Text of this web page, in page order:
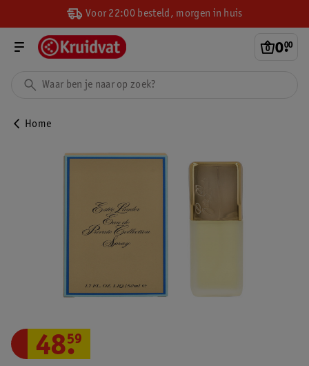
Voor 22:00 besteld, morgen in huis
0.
00
Home
48.
59